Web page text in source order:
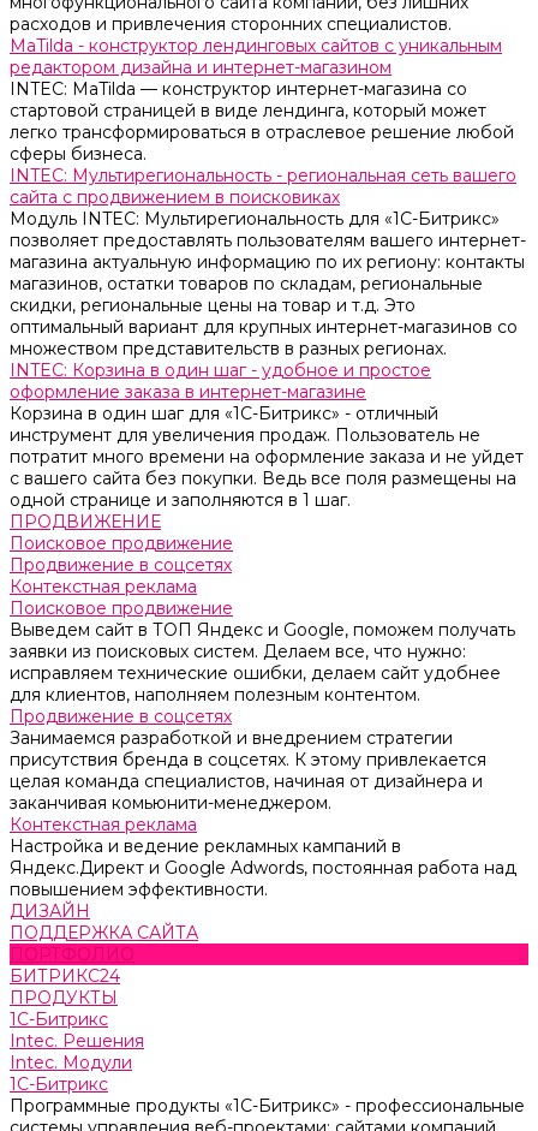
расходов и привлечения сторонних специалистов.
MaTilda - конструктор лендинговых сайтов с уникальным
редактором дизайна и интернет-магазином
INTEC: MaTilda — конструктор интернет-магазина со
стартовой страницей в виде лендинга, который может
легко трансформироваться в отраслевое решение любой
сферы бизнеса.
INTEC: Мультирегиональность - региональная сеть вашего
сайта с продвижением в поисковиках
Модуль INTEC: Мультирегиональность для «1С-Битрикс»
позволяет предоставлять пользователям вашего интернет-
магазина актуальную информацию по их региону: контакты
магазинов, остатки товаров по складам, региональные
скидки, региональные цены на товар и т.д. Это
оптимальный вариант для крупных интернет-магазинов со
множеством представительств в разных регионах.
INTEC: Корзина в один шаг - удобное и простое
оформление заказа в интернет-магазине
Корзина в один шаг для «1С-Битрикс» - отличный
инструмент для увеличения продаж. Пользователь не
потратит много времени на оформление заказа и не уйдет
с вашего сайта без покупки. Ведь все поля размещены на
одной странице и заполняются в 1 шаг.
ПРОДВИЖЕНИЕ
Поисковое продвижение
Продвижение в соцсетях
Контекстная реклама
Поисковое продвижение
Выведем сайт в ТОП Яндекс и Google, поможем получать
заявки из поисковых систем. Делаем все, что нужно:
исправляем технические ошибки, делаем сайт удобнее
для клиентов, наполняем полезным контентом.
Продвижение в соцсетях
Занимаемся разработкой и внедрением стратегии
присутствия бренда в соцсетях. К этому привлекается
целая команда специалистов, начиная от дизайнера и
заканчивая комьюнити-менеджером.
Контекстная реклама
Настройка и ведение рекламных кампаний в
Яндекс.Директ и Google Adwords, постоянная работа над
повышением эффективности.
ДИЗАЙН
ПОДДЕРЖКА САЙТА
ПОРТФОЛИО
БИТРИКС24
ПРОДУКТЫ
1С-Битрикс
Intec. Решения
Intec. Модули
1С-Битрикс
Программные продукты «1С-Битрикс» - профессиональные